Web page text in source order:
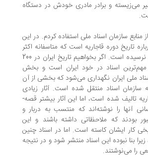
و برادر مادری خودش در دستگاه
اسناد ملی استفاده کردم. در این
دوره قاجاریه است که متاسفانه اکثر
اینها تا به حال به چاپ نرسیده است. اگر بخواهیم تاریخ ایران در 200
اسناد در خود ایران است و بخش
ایران نگهداری می‌شود که بخشی از آن
اسناد منتقل شده است. آثار زیادی
شده است، اما این آثار بیشتر قصه-
را نوشته‌اند که منتسب به دربار و
که ملاحظاتی داشته باشند و این
کاسته است. اما در اسناد چنین
نبوده این اسناد منتشر شود و در نتیجه